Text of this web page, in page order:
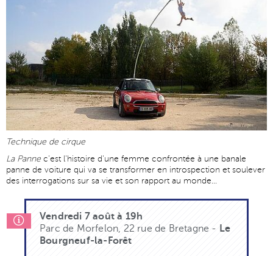
Technique de cirque
La Panne c'est l'histoire d'une femme confrontée à une banale
panne de voiture qui va se transformer en introspection et soulever
des interrogations sur sa vie et son rapport au monde...
Vendredi 7 août à 19h
Parc de Morfelon, 22 rue de Bretagne - Le
Bourgneuf-la-Forêt